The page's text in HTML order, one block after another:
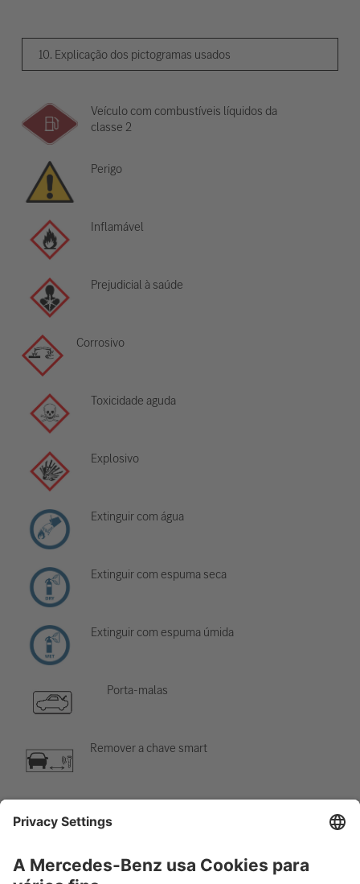
10. Explicação dos pictogramas usados
Veículo com combustíveis líquidos da
classe 2
Perigo
Inflamável
Prejudicial à saúde
Corrosivo
Toxicidade aguda
Explosivo
Extinguir com água
Extinguir com espuma seca
Extinguir com espuma úmida
Porta-malas
Remover a chave smart
Perigo, baixa temperatura